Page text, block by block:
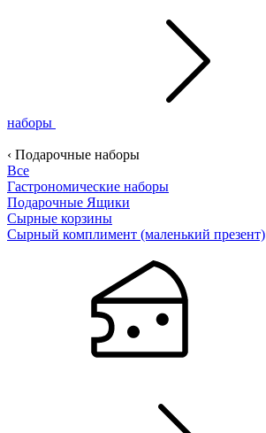
наборы
‹ Подарочные наборы
Все
Гастрономические наборы
Подарочные Ящики
Сырные корзины
Сырный комплимент (маленький презент)